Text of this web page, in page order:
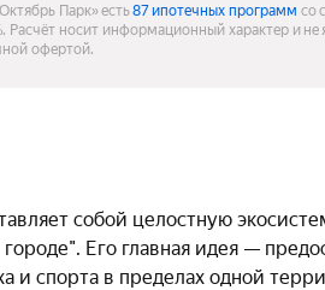
Парк» есть87 ипотечных программ со
Расчёт носит информационный характер и не
офертой.
собой целостную
Его главная идея —
и спорта в пределах одной